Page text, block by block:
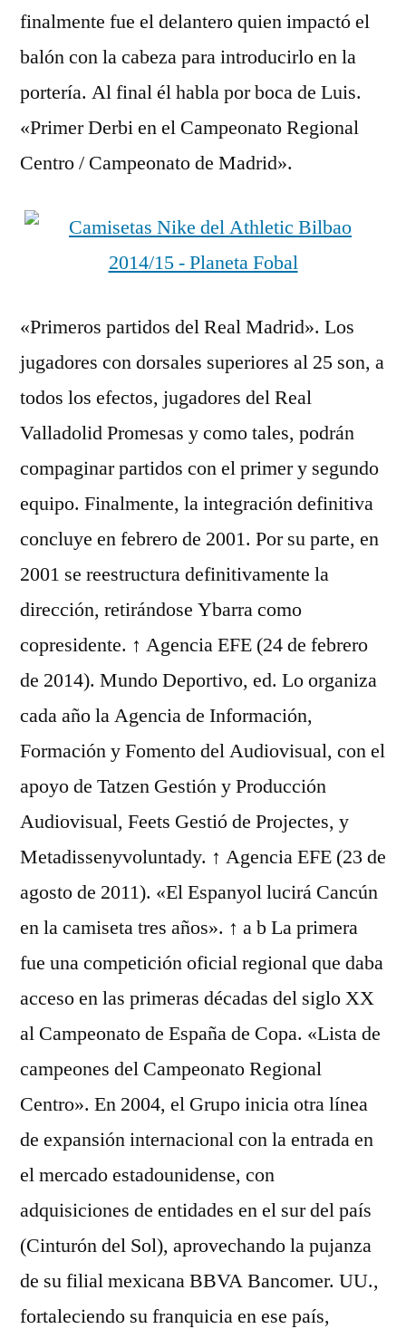
finalmente fue el delantero quien impactó el
balón con la cabeza para introducirlo en la
portería. Al final él habla por boca de Luis.
«Primer Derbi en el Campeonato Regional
Centro / Campeonato de Madrid».
«Primeros partidos del Real Madrid». Los
jugadores con dorsales superiores al 25 son, a
todos los efectos, jugadores del Real
Valladolid Promesas y como tales, podrán
compaginar partidos con el primer y segundo
equipo. Finalmente, la integración definitiva
concluye en febrero de 2001. Por su parte, en
2001 se reestructura definitivamente la
dirección, retirándose Ybarra como
copresidente. ↑ Agencia EFE (24 de febrero
de 2014). Mundo Deportivo, ed. Lo organiza
cada año la Agencia de Información,
Formación y Fomento del Audiovisual, con el
apoyo de Tatzen Gestión y Producción
Audiovisual, Feets Gestió de Projectes, y
Metadissenyvoluntady. ↑ Agencia EFE (23 de
agosto de 2011). «El Espanyol lucirá Cancún
en la camiseta tres años». ↑ a b La primera
fue una competición oficial regional que daba
acceso en las primeras décadas del siglo XX
al Campeonato de España de Copa. «Lista de
campeones del Campeonato Regional
Centro». En 2004, el Grupo inicia otra línea
de expansión internacional con la entrada en
el mercado estadounidense, con
adquisiciones de entidades en el sur del país
(Cinturón del Sol), aprovechando la pujanza
de su filial mexicana BBVA Bancomer. UU.,
fortaleciendo su franquicia en ese país,